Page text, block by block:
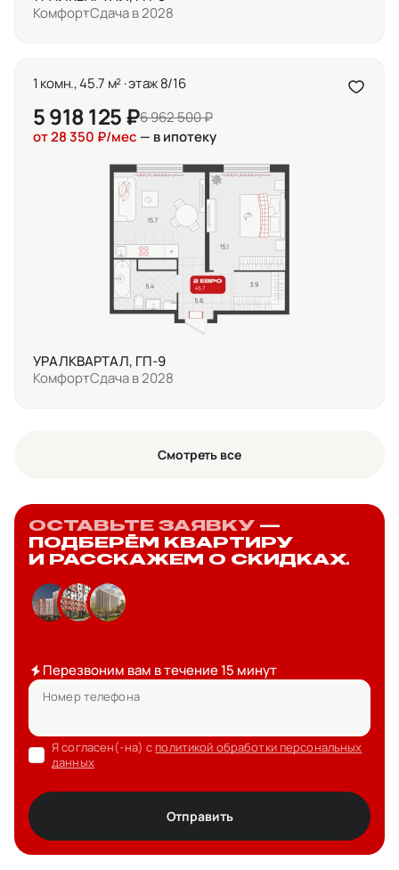
КомфортСдача в 2028
1 комн., 45.7 м² · этаж 8/16
5 918 125 ₽6 962 500 ₽
от 28 350 ₽/мес — в ипотеку
УРАЛКВАРТАЛ, ГП-9
КомфортСдача в 2028
Смотреть все
ОСТАВЬТЕ ЗАЯВКУ —
ПОДБЕРЁМ КВАРТИРУ
И РАССКАЖЕМ О СКИДКАХ.
Перезвоним вам в течение 15 минут
Номер телефона
Я согласен(-на) с политикой обработки персональных
данных
Отправить